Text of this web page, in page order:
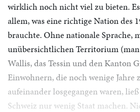
wirklich noch nicht viel zu bieten.
allem, was eine richtige Nation des
brauchte. Ohne nationale Sprache,
unübersichtlichen Territorium
Wallis, das Tessin und den Kanton
Einwohnern, die noch wenige Jahre
aufeinander losgegangen waren,
Schweiz nur wenig Staat machen.